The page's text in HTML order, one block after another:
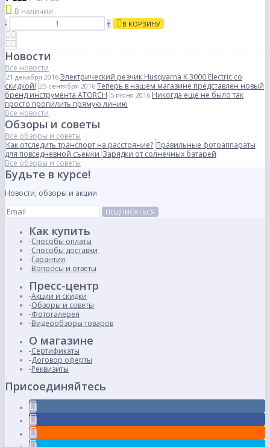
В наличии
-
+ В КОРЗИНУ
Новости
Все новости
21 декабря 2016 Электрический резчик Husqvarna K 3000 Electric со
скидкой! 25 сентября 2016 Теперь в нашем магазине представлен новый
бренд инструмента ATORCH 5 июня 2016 Никогда еще не было так
просто пропилить прямую линию
Все новости
Обзоры и советы
Все обзоры и советы
Как отследить транспорт на расстояние? Правильные фотоаппараты
для повседневной съемки Зарядки от солнечных батарей
Все обзоры и советы
Будьте в курсе!
Новости, обзоры и акции
ПОДПИСАТЬСЯ
Как купить
Способы оплаты
Способы доставки
Гарантия
Вопросы и ответы
Пресс-центр
Акции и скидки
Обзоры и советы
Фотогалерея
Видеообзоры товаров
О магазине
Сертификаты
Договор оферты
Реквизиты
Присоединяйтесь